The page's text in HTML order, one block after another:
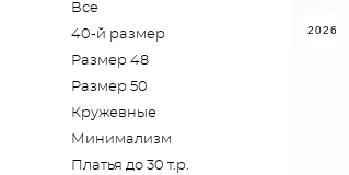
Все
40-й размер
Размер 48
Размер 50
Кружевные
Минимализм
Платья до 30 т.р.
2026